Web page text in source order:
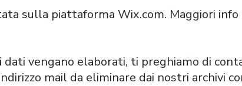
sulla piattaforma Wix.com. Maggiori info
dati vengano elaborati, ti preghiamo di
mail da eliminare dai nostri archivi